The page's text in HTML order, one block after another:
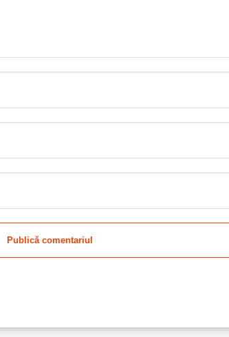
Publică comentariul